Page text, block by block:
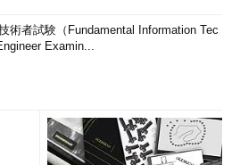
術者試験（Fundamental Information Tec
Examin...